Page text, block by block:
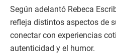
Según adelantó Rebeca
refleja distintos aspectos de
conectar con experiencias
autenticidad y el humor.